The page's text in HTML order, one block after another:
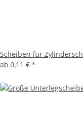
Scheiben für
ab 0,11 € *